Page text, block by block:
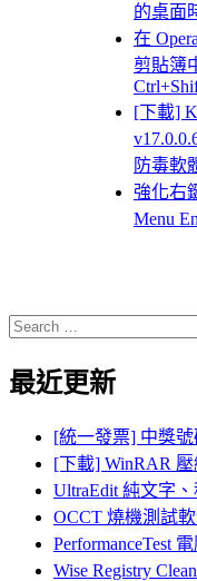
的桌面
在
剪貼簿
[下載]
防毒軟
強化右
Menu
Search
for:
最近更新
[統一發票] 中獎號
[下載] WinRAR
UltraEdit 純文字
OCCT 燒機測試
PerformanceTest
Wise Registry